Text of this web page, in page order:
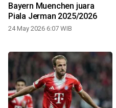
Bayern Muenchen juara
Piala Jerman 2025/2026
24 May 2026 6:07 WIB